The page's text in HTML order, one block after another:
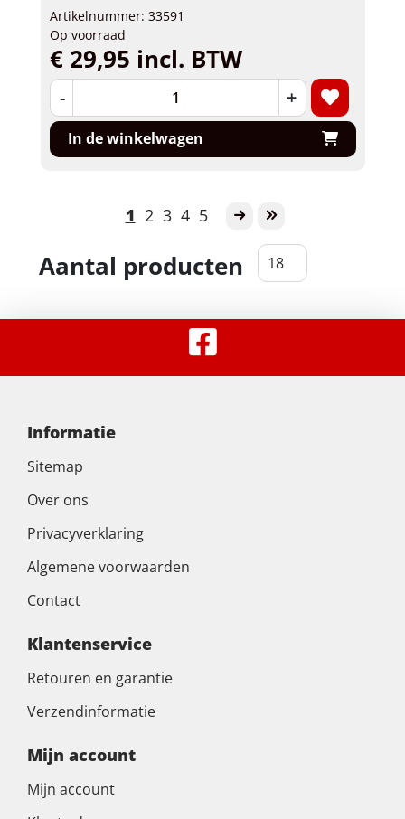
Artikelnummer: 33591
Op voorraad
€ 29,95 incl. BTW
- +
In de winkelwagen
1 2 3 4 5
Aantal producten
Informatie
Sitemap
Over ons
Privacyverklaring
Algemene voorwaarden
Contact
Klantenservice
Retouren en garantie
Verzendinformatie
Mijn account
Mijn account